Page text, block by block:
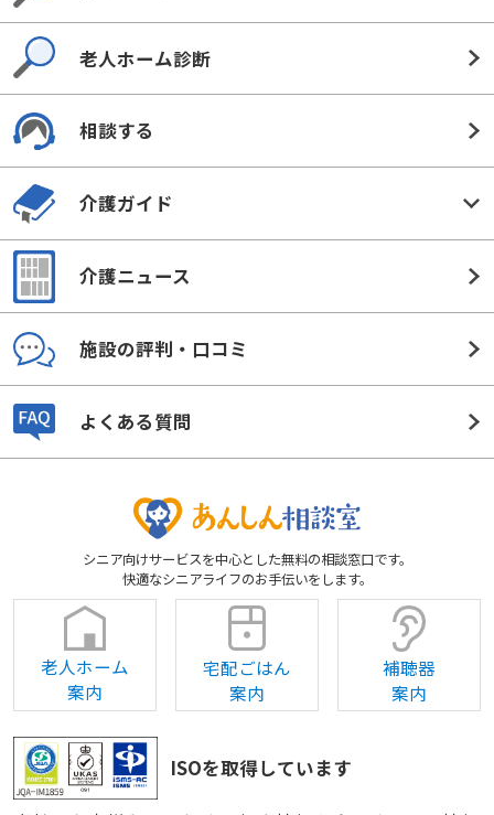
老人ホーム診断
相談する
介護ガイド
介護ニュース
施設の評判・口コミ
よくある質問
シニア向けサービスを中心とした無料の相談窓口です。
快適なシニアライフのお手伝いをします。
老人ホーム
案内
宅配ごはん
案内
補聴器
案内
ISOを取得しています